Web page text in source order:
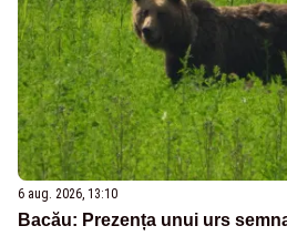
6 aug. 2026, 13:10
Bacău: Prezența unui urs